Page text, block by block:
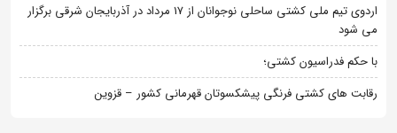
اردوی تیم ملی کشتی ساحلی نوجوانان از 17 مرداد در آذربایجان شرقی برگزار
می شود
با حکم فدراسیون کشتی؛
رقابت های کشتی فرنگی پیشکسوتان قهرمانی کشور – قزوین